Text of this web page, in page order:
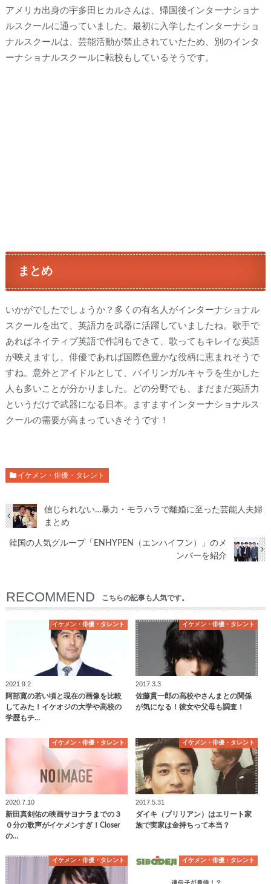
アメリカ出身の宇多田ヒカルさんは、帰国後インターナショナ
ルスクールに通っていました。最初に入学したインターナショ
ナルスクールは、芸能活動が禁止されていたため、別のインタ
ーナショナルスクールに転校もしているそうです。
まとめ
いかがでしたでしょうか？多くの有名人がインターナショナル
スクールを出て、英語力を武器に活躍していましたね。歌手で
あればネイティブ英語で作詞もできて、歌ってもキレイな英語
が映えますし、俳優であれば国際色豊かな役柄に恵まれそうで
すね。意外とアイドルとして、バイリンガルキャラを生かした
人も多いことが分かりました。どの分野でも、まだまだ英語力
というだけで武器になる日本。ますますインターナショナルス
クールの需要が高まっていきそうです！
イケメン・俳優・タレント
信じられない…暴力・モラハラで離婚に至った芸能人夫婦
まとめ
韓国の人気グループ「ENHYPEN（エンハイフン）」のメ
ンバーを紹介
RECOMMEND こちらの記事も人気です。
イケメン・俳優・タレント
2021.9.2
阿部寛の若い頃と現在の画像を比較
してみた！イケオジの大学や高校の
学歴もチ…
イケメン・俳優・タレント
2017.3.3
佐藤貫一郎の高校やさんまとの関係
が気になる！彼女や父母も調査！
イケメン・俳優・タレント
2020.7.10
新田真剣佑の映画サヨナラまでの３
０分の歌声がイケメンすぎ！Closer
の…
イケメン・俳優・タレント
2017.5.31
ダイキ（ブリリアン）はエリート家
族で実家は金持ちって本当？
イケメン・俳優・タレント イケメン・俳優・タレント